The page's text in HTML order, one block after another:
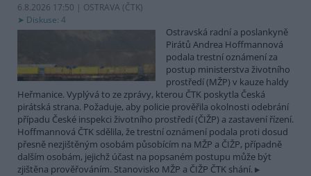
6.8.2026 17:50 | OSTRAVA (ČTK)
Diskuse: 4
Ostravská radní a poslankyně
Pirátů Andrea Hoffmannová
podala trestní oznámení za
postup ministerstva životního
prostředí (MŽP) v kauze haldy
Heřmanice. Vyplývá to ze zprávy, kterou ČTK poskytla Česká
pirátská strana. Požaduje, aby policie prověřila okolnosti odebrání
případu České inspekci životního prostředí (ČIŽP) a zastavení řízení.
Hoffmannová ČTK sdělila, že trestní oznámení podala proti dosud
přesně nezjištěným osobám působícím na MŽP a ČIŽP, případně
dalším osobám, jejichž účast na popsaném postupu může být
zjištěna prověřováním. Stanovisko MŽP a ČIŽP ČTK shání.